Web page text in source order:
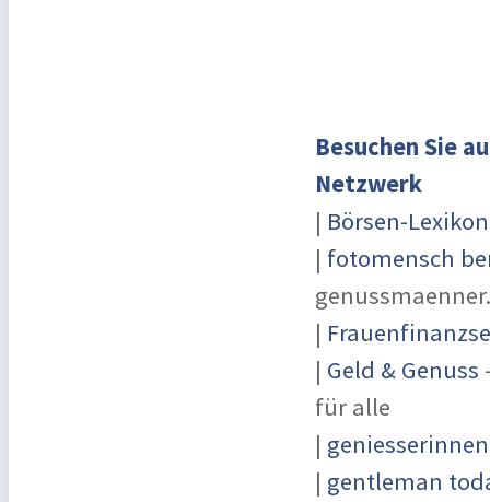
Besuchen Sie
Netzwerk
| Börsen-Lexikon
| fotomensch
|
| Geld & Genuss
für alle
|
| gentleman